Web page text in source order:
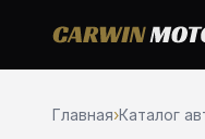
Главная›Каталог